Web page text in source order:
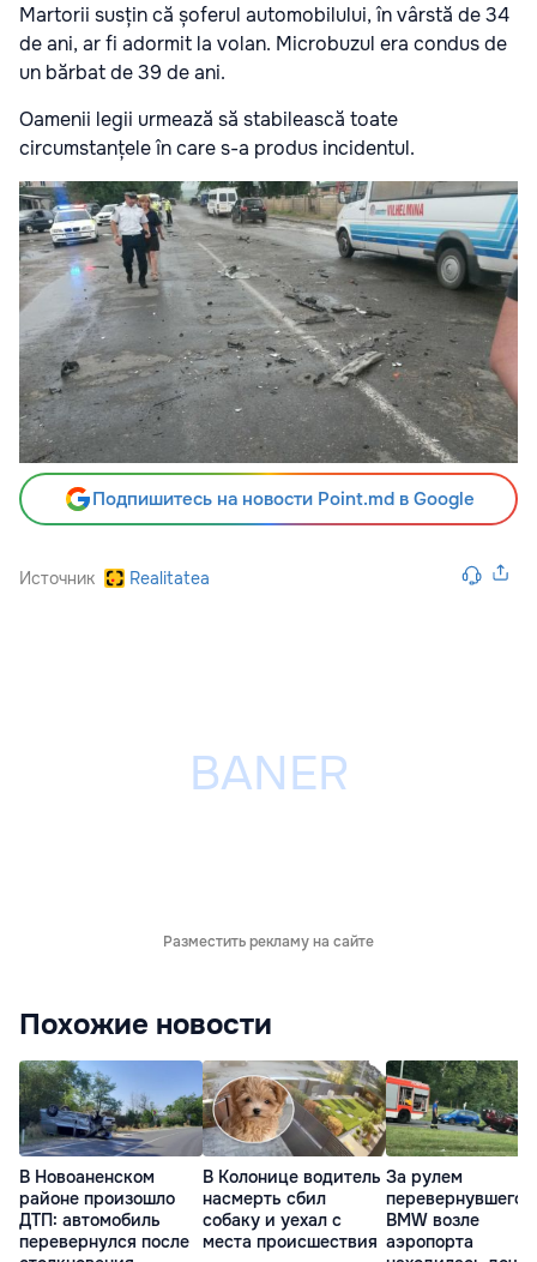
Martorii susțin că șoferul automobilului, în vârstă de 34
de ani, ar fi adormit la volan. Microbuzul era condus de
un bărbat de 39 de ani.
Oamenii legii urmează să stabilească toate
circumstanțele în care s-a produs incidentul.
Подпишитесь на новости Point.md в Google
Источник Realitatea
Разместить рекламу на сайте
Похожие новости
В Новоаненском
районе произошло
ДТП: автомобиль
перевернулся после
В Колонице водитель
насмерть сбил
собаку и уехал с
места происшествия
За рулем
BMW возле
аэропорта